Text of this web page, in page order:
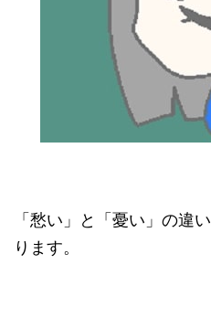
「愁い」と「憂い」の違
ります。